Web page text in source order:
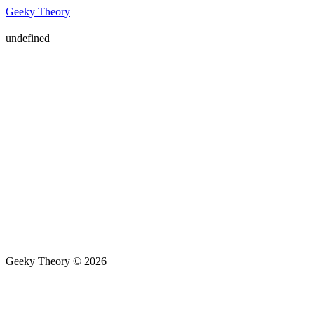
Geeky Theory
undefined
Geeky Theory © 2026